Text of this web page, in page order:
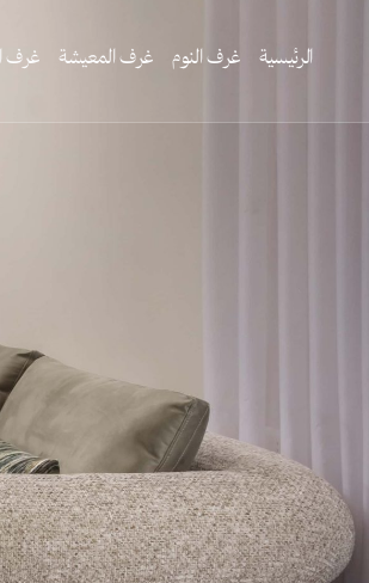
الرئيسية غرف النوم غرف المعيشة غرف